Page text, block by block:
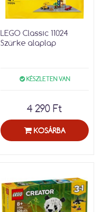
LEGO Classic 11024
Szürke alaplap
KÉSZLETEN VAN
4 290 Ft
KOSÁRBA